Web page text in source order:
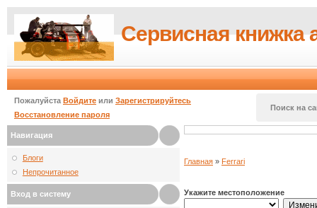
Сервисная книжка
Пожалуйста Войдите или Зарегистрируйтесь
Восстановление пароля
Поиск на
Навигация
Блоги
Непрочитанное
Вход в систему
Главная » Ferrari
Укажите местоположение